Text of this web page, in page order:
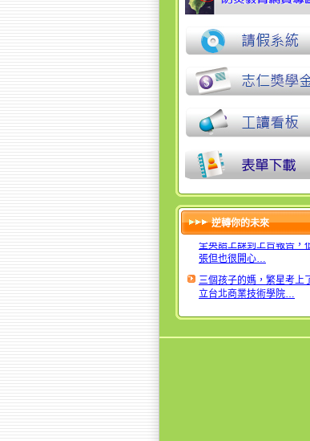
逆轉你的未來
才上8次英文課，大家從
全英語上課到上台報告，
張但也很開心…
三個孩子的媽，繁星考上
立台北商業技術學院…